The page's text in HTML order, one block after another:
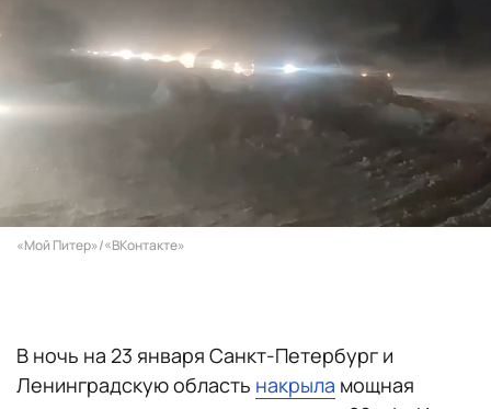
«Мой Питер»/«ВКонтакте»
В ночь на 23 января Санкт-Петербург и
Ленинградскую область накрыла мощная